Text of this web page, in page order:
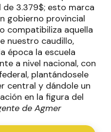
3.379$; esto marca
gobierno provincial
compatibiliza aquella
nuestro caudillo,
época la escuela
a nivel nacional, con
plantándosele
central y dándole un
en la figura del
de Agmer